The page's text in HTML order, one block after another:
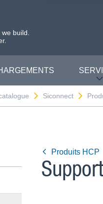
build.
Siconnect
Produits HCP